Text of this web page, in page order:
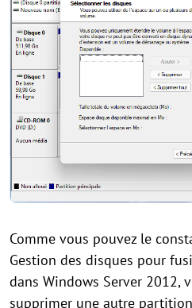
Comme vous pouvez le
Gestion des disques pour
dans Windows Server 2012,
supprimer une autre